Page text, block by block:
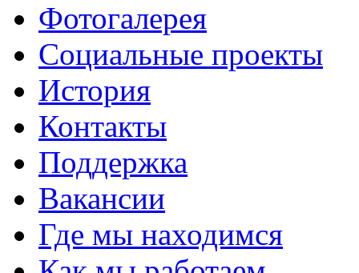
Фотогалерея
Социальные проекты
История
Контакты
Поддержка
Вакансии
Где мы находимся